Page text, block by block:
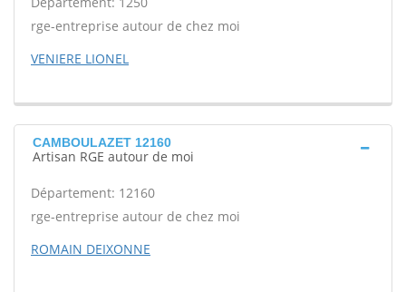
rge-entreprise autour de chez moi
VENIERE LIONEL
CAMBOULAZET 12160
Artisan RGE autour de moi
Département: 12160
rge-entreprise autour de chez moi
ROMAIN DEIXONNE